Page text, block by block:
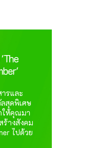
รและ
สุดพิเศษ
ให้คุณมา
ร้างสังคม
ไปด้วย